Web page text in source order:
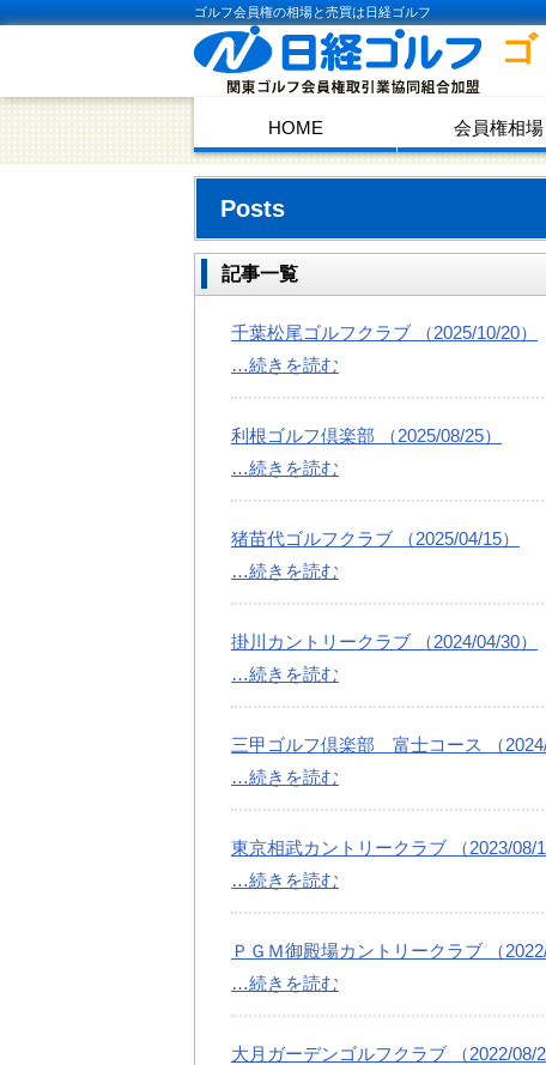
ゴルフ会員権の相場と売買は日経ゴルフ
HOME 会員権相場
Posts
記事一覧
千葉松尾ゴルフクラブ （2025/10/20）
…続きを読む
利根ゴルフ倶楽部 （2025/08/25）
…続きを読む
猪苗代ゴルフクラブ （2025/04/15）
…続きを読む
掛川カントリークラブ （2024/04/30）
…続きを読む
三甲ゴルフ倶楽部 富士コース （2024/
…続きを読む
東京相武カントリークラブ （2023/08/
…続きを読む
ＰＧＭ御殿場カントリークラブ （2022/
…続きを読む
大月ガーデンゴルフクラブ （2022/08/